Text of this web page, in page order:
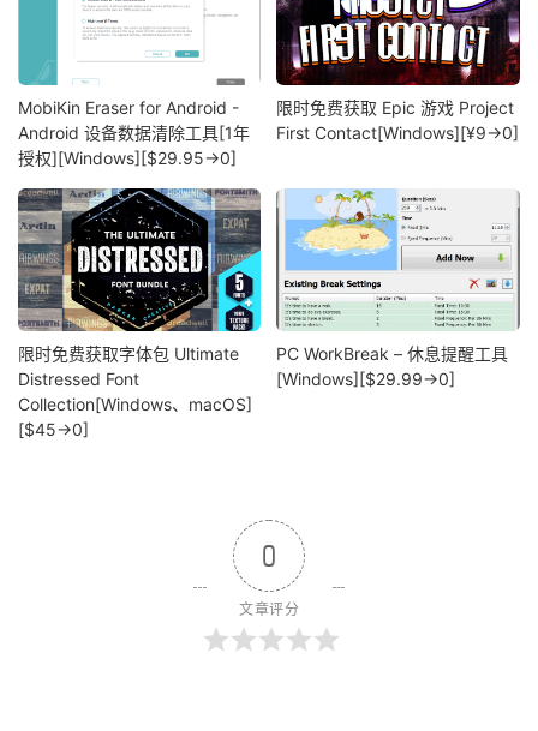
MobiKin Eraser for Android -
Android 设备数据清除工具[1年
授权][Windows][$29.95→0]
限时免费获取 Epic 游戏 Project
First Contact[Windows][¥9→0]
限时免费获取字体包 Ultimate
Distressed Font
Collection[Windows、macOS]
[$45→0]
PC WorkBreak – 休息提醒工具
[Windows][$29.99→0]
0
文章评分